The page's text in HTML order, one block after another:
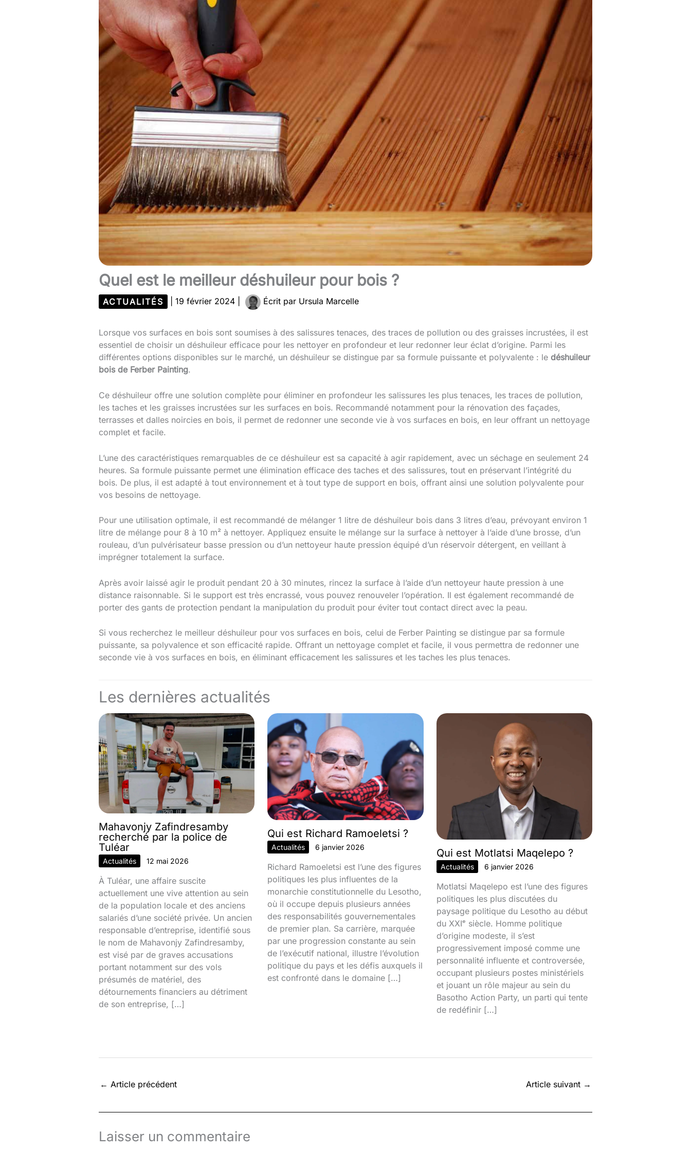
Quel est le meilleur déshuileur pour bois ?
ACTUALITÉS 19 février 2024 Écrit par Ursula Marcelle
Lorsque vos surfaces en bois sont soumises à des salissures tenaces, des traces de pollution ou des graisses incrustées, il est
essentiel de choisir un déshuileur efficace pour les nettoyer en profondeur et leur redonner leur éclat d’origine. Parmi les
différentes options disponibles sur le marché, un déshuileur se distingue par sa formule puissante et polyvalente : le déshuileur
bois de Ferber Painting.
Ce déshuileur offre une solution complète pour éliminer en profondeur les salissures les plus tenaces, les traces de pollution,
les taches et les graisses incrustées sur les surfaces en bois. Recommandé notamment pour la rénovation des façades,
terrasses et dalles noircies en bois, il permet de redonner une seconde vie à vos surfaces en bois, en leur offrant un nettoyage
complet et facile.
L’une des caractéristiques remarquables de ce déshuileur est sa capacité à agir rapidement, avec un séchage en seulement 24
heures. Sa formule puissante permet une élimination efficace des taches et des salissures, tout en préservant l’intégrité du
bois. De plus, il est adapté à tout environnement et à tout type de support en bois, offrant ainsi une solution polyvalente pour
vos besoins de nettoyage.
Pour une utilisation optimale, il est recommandé de mélanger 1 litre de déshuileur bois dans 3 litres d’eau, prévoyant environ 1
litre de mélange pour 8 à 10 m² à nettoyer. Appliquez ensuite le mélange sur la surface à nettoyer à l’aide d’une brosse, d’un
rouleau, d’un pulvérisateur basse pression ou d’un nettoyeur haute pression équipé d’un réservoir détergent, en veillant à
imprégner totalement la surface.
Après avoir laissé agir le produit pendant 20 à 30 minutes, rincez la surface à l’aide d’un nettoyeur haute pression à une
distance raisonnable. Si le support est très encrassé, vous pouvez renouveler l’opération. Il est également recommandé de
porter des gants de protection pendant la manipulation du produit pour éviter tout contact direct avec la peau.
Si vous recherchez le meilleur déshuileur pour vos surfaces en bois, celui de Ferber Painting se distingue par sa formule
puissante, sa polyvalence et son efficacité rapide. Offrant un nettoyage complet et facile, il vous permettra de redonner une
seconde vie à vos surfaces en bois, en éliminant efficacement les salissures et les taches les plus tenaces.
Les dernières actualités
Mahavonjy Zafindresamby
recherché par la police de
Tuléar
Actualités 12 mai 2026
À Tuléar, une affaire suscite
actuellement une vive attention au sein
de la population locale et des anciens
salariés d’une société privée. Un ancien
responsable d’entreprise, identifié sous
le nom de Mahavonjy Zafindresamby,
est visé par de graves accusations
portant notamment sur des vols
présumés de matériel, des
détournements financiers au détriment
de son entreprise, […]
Qui est Richard Ramoeletsi ?
Actualités 6 janvier 2026
Richard Ramoeletsi est l’une des figures
politiques les plus influentes de la
monarchie constitutionnelle du Lesotho,
où il occupe depuis plusieurs années
des responsabilités gouvernementales
de premier plan. Sa carrière, marquée
par une progression constante au sein
de l’exécutif national, illustre l’évolution
politique du pays et les défis auxquels il
est confronté dans le domaine […]
Qui est Motlatsi Maqelepo ?
Actualités 6 janvier 2026
Motlatsi Maqelepo est l’une des figures
politiques les plus discutées du
paysage politique du Lesotho au début
du XXIᵉ siècle. Homme politique
d’origine modeste, il s’est
progressivement imposé comme une
personnalité influente et controversée,
occupant plusieurs postes ministériels
et jouant un rôle majeur au sein du
Basotho Action Party, un parti qui tente
de redéfinir […]
← Article précédent Article suivant →
Laisser un commentaire